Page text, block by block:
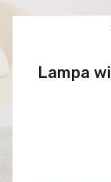
Lampa